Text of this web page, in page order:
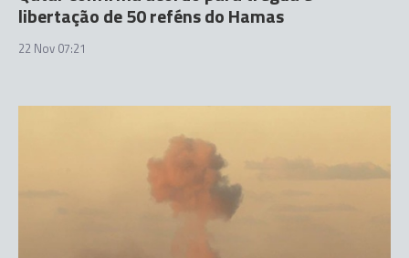
libertação de 50 reféns do Hamas
22 Nov 07:21